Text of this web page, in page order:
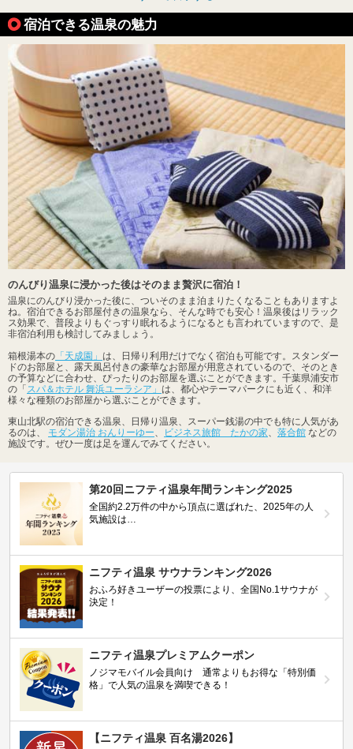
宿泊できる温泉の魅力
のんびり温泉に浸かった後はそのまま贅沢に宿泊！
温泉にのんびり浸かった後に、ついそのまま泊まりたくなることもありますよ
ね。宿泊できるお部屋付きの温泉なら、そんな時でも安心！温泉後はリラック
ス効果で、普段よりもぐっすり眠れるようになるとも言われていますので、是
非宿泊利用も検討してみましょう。
箱根湯本の 「天成園」 は、日帰り利用だけでなく宿泊も可能です。スタンダー
ドのお部屋と、露天風呂付きの豪華なお部屋が用意されているので、そのとき
の予算などに合わせ、ぴったりのお部屋を選ぶことができます。千葉県浦安市
の「 スパ＆ホテル 舞浜ユーラシア」 は、都心やテーマパークにも近く、和洋
様々な種類のお部屋から選ぶことができます。
東山北駅の宿泊できる温泉、日帰り温泉、スーパー銭湯の中でも特に人気があ
るのは、 モダン湯治 おんりーゆー ビジネス旅館 たかの家 落合館 などの
施設です。ぜひ一度は足を運んでみてください。
第20回ニフティ温泉年間ランキング2025
全国約2.2万件の中から頂点に選ばれた、2025年の人
気施設は…
ニフティ温泉 サウナランキング2026
おふろ好きユーザーの投票により、全国No.1サウナが
決定！
ニフティ温泉プレミアムクーポン
ノジマモバイル会員向け 通常よりもお得な「特別価
格」で人気の温泉を満喫できる！
【ニフティ温泉 百名湯2026】